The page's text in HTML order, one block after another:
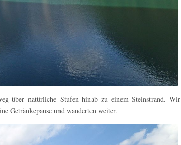
über natürliche Stufen hinab zu einem Steinstrand. Wir
Getränkepause und wanderten weiter.